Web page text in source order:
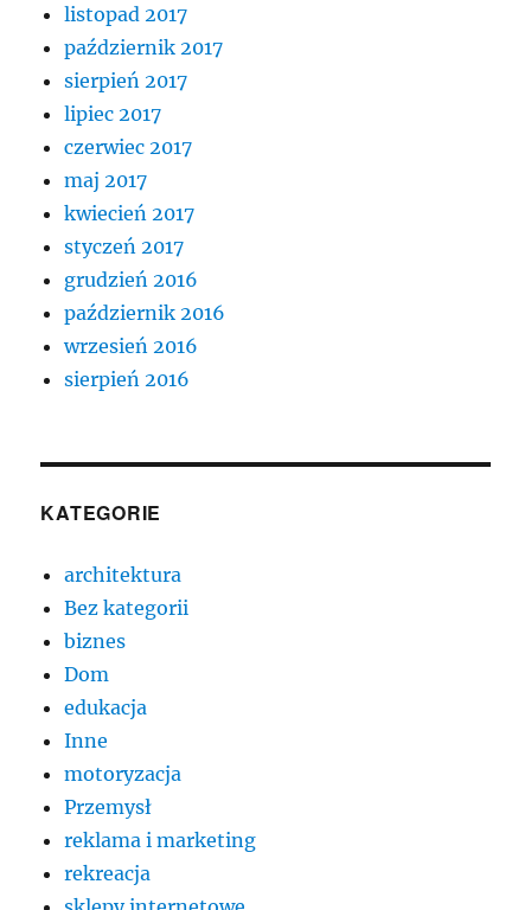
listopad 2017
październik 2017
sierpień 2017
lipiec 2017
czerwiec 2017
maj 2017
kwiecień 2017
styczeń 2017
grudzień 2016
październik 2016
wrzesień 2016
sierpień 2016
KATEGORIE
architektura
Bez kategorii
biznes
Dom
edukacja
Inne
motoryzacja
Przemysł
reklama i marketing
rekreacja